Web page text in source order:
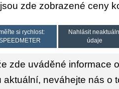
zde zobrazené ceny
si rychlost:
Nahlásit
údaje
zde uváděné informace
neváhejte nás o